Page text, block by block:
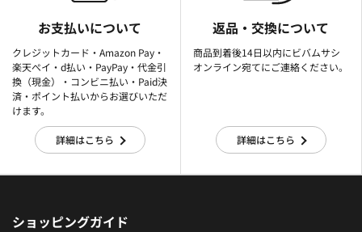
お支払いについて
クレジットカード・Amazon Pay・
楽天ぺイ・d払い・PayPay・代金引
換（現金）・コンビニ払い・Paid決
済・ポイント払いからお選びいただ
けます。
詳細はこちら
返品・交換について
商品到着後14日以内にビバムサシ
オンライン宛てにご連絡ください。
詳細はこちら
ショッピングガイド